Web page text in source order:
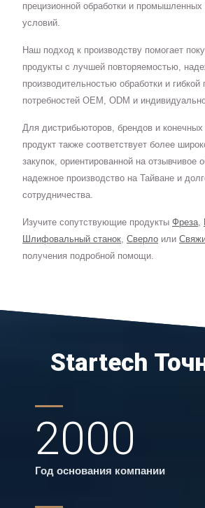
прецизионной обработки и промышленных
условий.
Наш подход к производству помогает
продукты с лучшей повторяемостью,
производительностью обработки и
потребностей OEM, ODM и
Для дистрибьюторов, брендов и конечных
продукт также соответствует более
закупок, ориентированной на отзывчивое
надежное производство на Тайване и
сотрудничества.
Изучите сопутствующие продукты Фреза,
Шлифовальный станок, Сверло или
получения подробной помощи.
Startech
2000
Год основания компании